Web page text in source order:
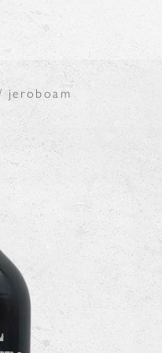
BLOG
jeroboam